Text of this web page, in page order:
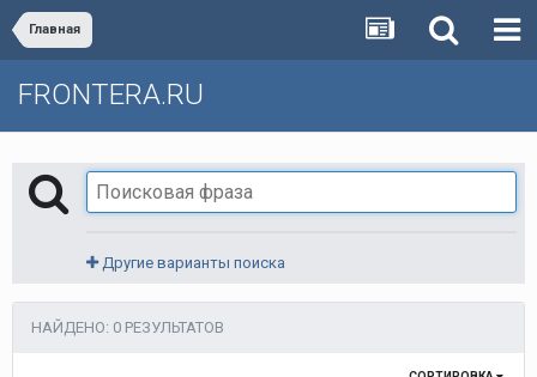
Главная
FRONTERA.RU
Другие варианты поиска
НАЙДЕНО: 0 РЕЗУЛЬТАТОВ